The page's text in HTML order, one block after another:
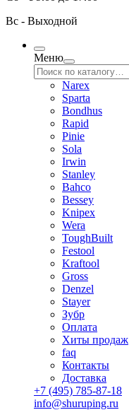
Вс - Выходной
Меню
Narex
Sparta
Bondhus
Rapid
Pinie
Sola
Irwin
Stanley
Bahco
Bessey
Knipex
Wera
ToughBuilt
Festool
Kraftool
Gross
Denzel
Stayer
Зубр
Оплата
Хиты продаж
faq
Контакты
Доставка
+7 (495) 785-87-18
info@shuruping.ru